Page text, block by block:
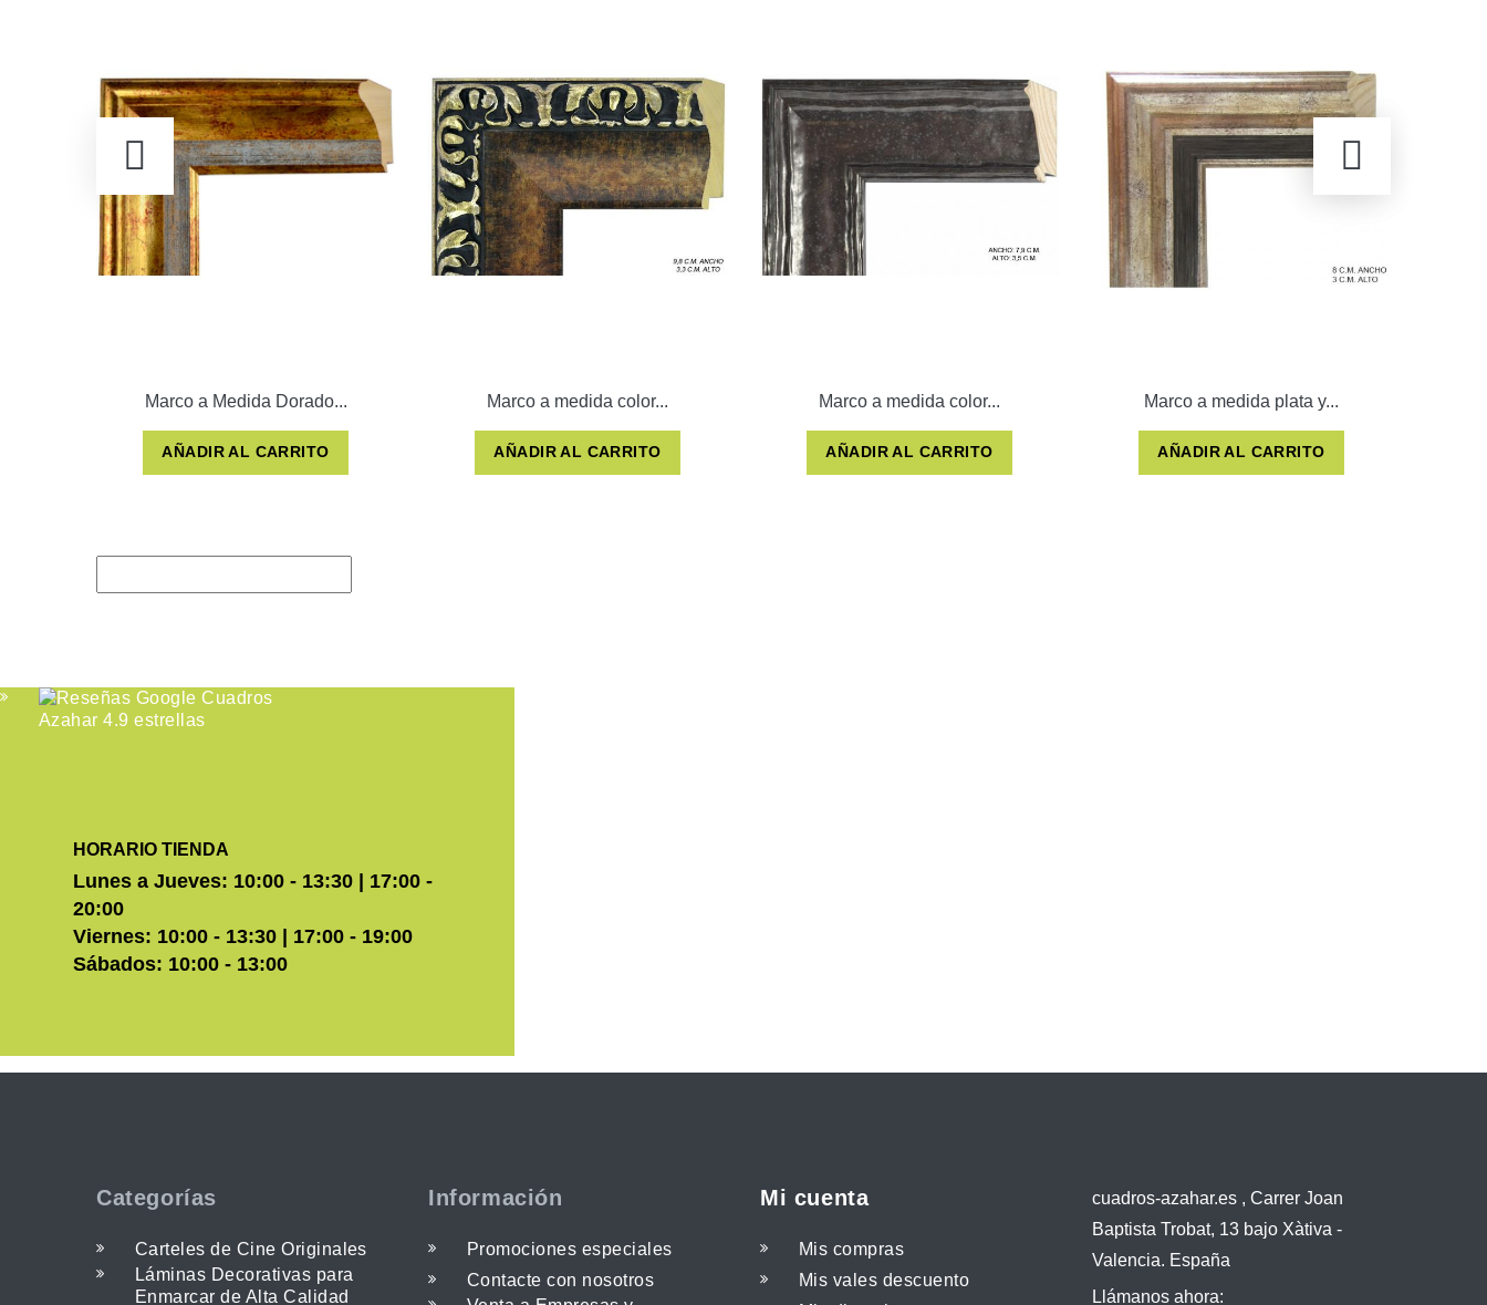
Marco a Medida Dorado...
AÑADIR AL CARRITO
Marco a medida color...
AÑADIR AL CARRITO
Marco a medida color...
AÑADIR AL CARRITO
Marco a medida plata y...
AÑADIR AL CARRITO
HORARIO TIENDA
Lunes a Jueves: 10:00 - 13:30 | 17:00 -
20:00
Viernes: 10:00 - 13:30 | 17:00 - 19:00
Sábados: 10:00 - 13:00
Categorías
Carteles de Cine Originales
Láminas Decorativas para
Enmarcar de Alta Calidad
Información
Promociones especiales
Contacte con nosotros
Mi cuenta
Mis compras
Mis vales descuento
cuadros-azahar.es , Carrer Joan
Baptista Trobat, 13 bajo Xàtiva -
Valencia. España
Llámanos ahora: